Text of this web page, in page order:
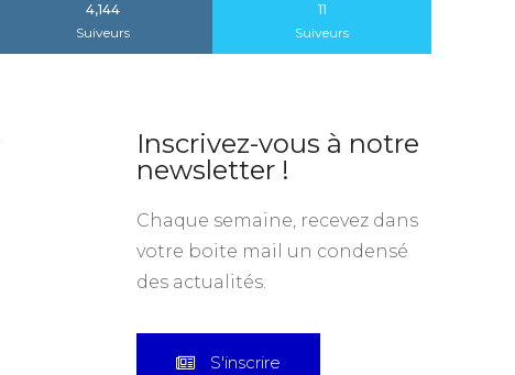
4,144
Suiveurs
11
Suiveurs
Inscrivez-vous à notre
newsletter !
Chaque semaine, recevez dans
votre boite mail un condensé
des actualités.
S'inscrire